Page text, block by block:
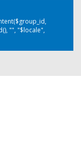
"", "$locale",